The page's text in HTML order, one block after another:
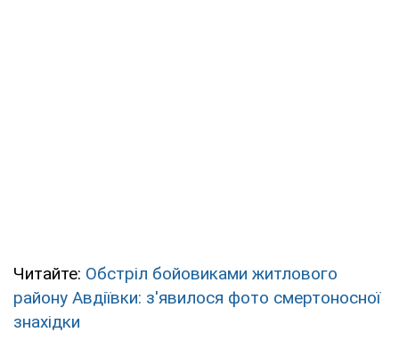
Читайте: Обстріл бойовиками житлового
району Авдіївки: з'явилося фото смертоносної
знахідки